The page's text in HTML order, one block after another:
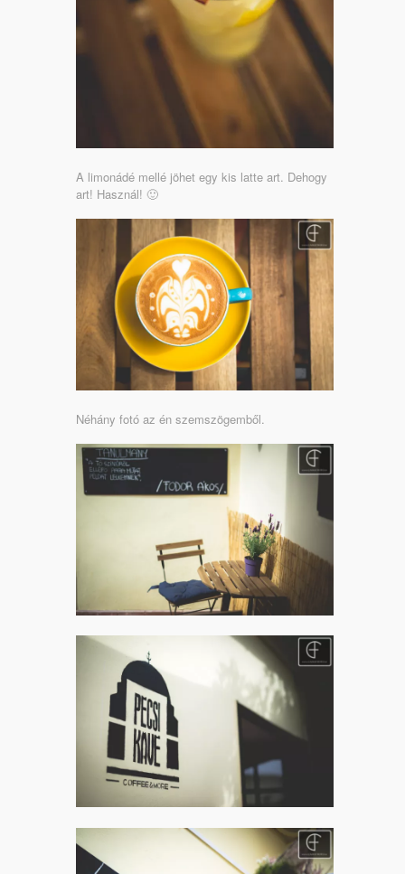
A limonádé mellé jöhet egy kis latte art. Dehogy
art! Használ! 🙂
Néhány fotó az én szemszögemből.